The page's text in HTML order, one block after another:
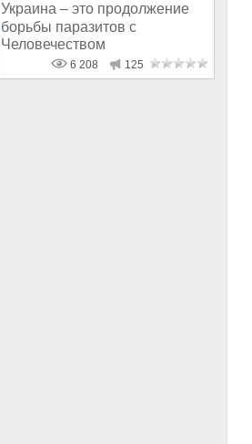
Украина – это продолжение
борьбы паразитов с
Человечеством
6 208 125